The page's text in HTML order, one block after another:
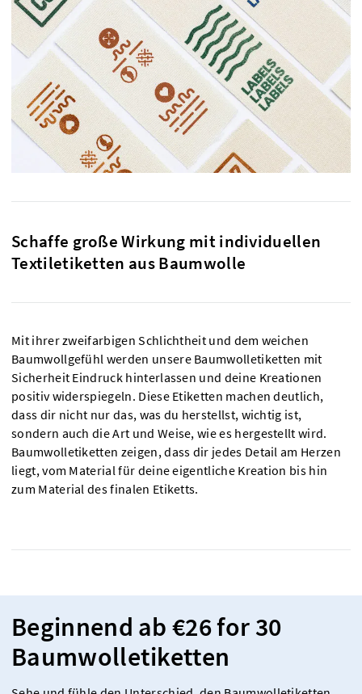
Schaffe große Wirkung mit individuellen
Textiletiketten aus Baumwolle
Mit ihrer zweifarbigen Schlichtheit und dem weichen
Baumwollgefühl werden unsere Baumwolletiketten mit
Sicherheit Eindruck hinterlassen und deine Kreationen
positiv widerspiegeln. Diese Etiketten machen deutlich,
dass dir nicht nur das, was du herstellst, wichtig ist,
sondern auch die Art und Weise, wie es hergestellt wird.
Baumwolletiketten zeigen, dass dir jedes Detail am Herzen
liegt, vom Material für deine eigentliche Kreation bis hin
zum Material des finalen Etiketts.
Beginnend ab €26 for 30
Baumwolletiketten